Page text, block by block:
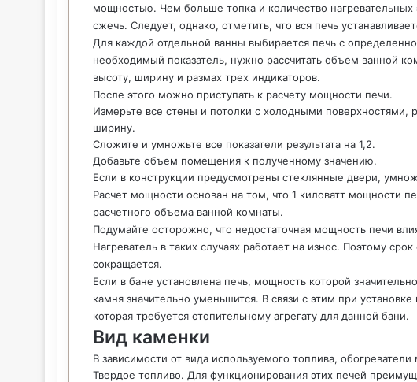
мощностью. Чем больше топка и количество
сжечь. Следует, однако, отметить, что вся печь
Для каждой отдельной ванны выбирается печь с
необходимый показатель, нужно рассчитать объем ванной
высоту, ширину и размах трех индикаторов.
После этого можно приступать к расчету мощности печи.
Измерьте все стены и потолки с холодными поверхностями,
ширину.
Сложите и умножьте все показатели результата на 1,2.
Добавьте объем помещения к полученному значению.
Если в конструкции предусмотрены стеклянные двери,
Расчет мощности основан на том, что 1 киловатт мощности
расчетного объема ванной комнаты.
Подумайте осторожно, что недостаточная мощность печи
Нагреватель в таких случаях работает на износ. Поэтому
сокращается.
Если в бане установлена печь, мощность которой
камня значительно уменьшится. В связи с этим при
которая требуется отопительному агрегату для данной бани.
Вид каменки
В зависимости от вида используемого топлива,
Твердое топливо. Для функционирования этих печей